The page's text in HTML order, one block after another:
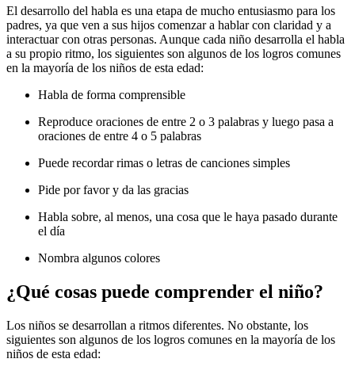
El desarrollo del habla es una etapa de mucho entusiasmo para los
padres, ya que ven a sus hijos comenzar a hablar con claridad y a
interactuar con otras personas. Aunque cada niño desarrolla el habla
a su propio ritmo, los siguientes son algunos de los logros comunes
en la mayoría de los niños de esta edad:
Habla de forma comprensible
Reproduce oraciones de entre 2 o 3 palabras y luego pasa a
oraciones de entre 4 o 5 palabras
Puede recordar rimas o letras de canciones simples
Pide por favor y da las gracias
Habla sobre, al menos, una cosa que le haya pasado durante
el día
Nombra algunos colores
¿Qué cosas puede comprender el niño?
Los niños se desarrollan a ritmos diferentes. No obstante, los
siguientes son algunos de los logros comunes en la mayoría de los
niños de esta edad: